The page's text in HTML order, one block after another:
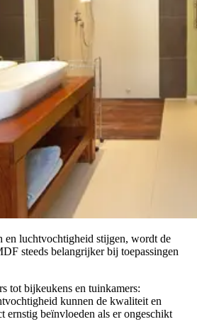
en luchtvochtigheid stijgen, wordt de
steeds belangrijker bij toepassingen
tot bijkeukens en tuinkamers:
kunnen de kwaliteit en
ernstig beïnvloeden als er ongeschikt